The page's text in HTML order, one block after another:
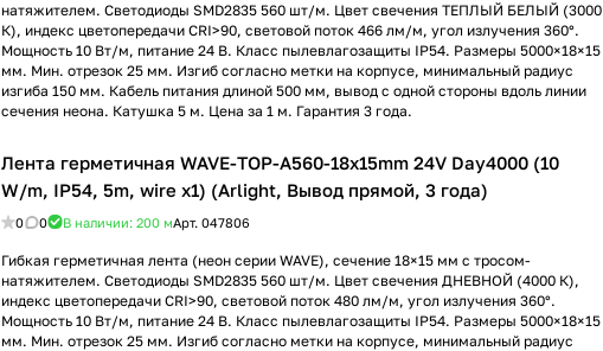
натяжителем. Светодиоды SMD2835 560 шт/м. Цвет свечения ТЕПЛЫЙ БЕЛЫЙ (3000
К), индекс цветопередачи CRI>90, световой поток 466 лм/м, угол излучения 360°.
Мощность 10 Вт/м, питание 24 В. Класс пылевлагозащиты IP54. Размеры 5000×18×15
мм. Мин. отрезок 25 мм. Изгиб согласно метки на корпусе, минимальный радиус
изгиба 150 мм. Кабель питания длиной 500 мм, вывод с одной стороны вдоль линии
сечения неона. Катушка 5 м. Цена за 1 м. Гарантия 3 года.
Лента герметичная WAVE-TOP-A560-18x15mm 24V Day4000 (10
W/m, IP54, 5m, wire x1) (Arlight, Вывод прямой, 3 года)
0 0 В наличии: 200 мАрт. 047806
Гибкая герметичная лента (неон серии WAVE), сечение 18×15 мм с тросом-
натяжителем. Светодиоды SMD2835 560 шт/м. Цвет свечения ДНЕВНОЙ (4000 К),
индекс цветопередачи CRI>90, световой поток 480 лм/м, угол излучения 360°.
Мощность 10 Вт/м, питание 24 В. Класс пылевлагозащиты IP54. Размеры 5000×18×15
мм. Мин. отрезок 25 мм. Изгиб согласно метки на корпусе, минимальный радиус